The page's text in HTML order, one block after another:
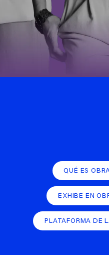
QUÉ ES
EXHIBE EN
PLATAFORMA DE